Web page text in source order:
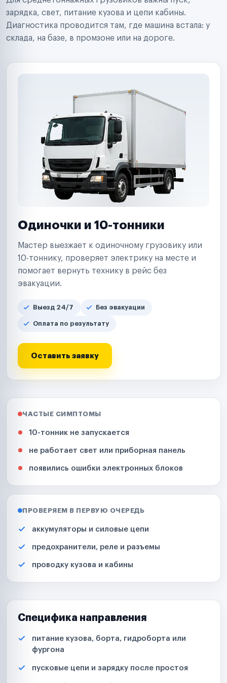
Аренда спецтехники
Ремонт спецтехники
Ритейл-сети
Управляющие компании
Страховые компании
зарядка, свет, питание кузова и цепи кабины.
Диагностика проводится там, где машина встала: у
склада, на базе, в промзоне или на дороге.
Одиночки и 10-тонники
Мастер выезжает к одиночному грузовику или
10-тоннику, проверяет электрику на месте и
помогает вернуть технику в рейс без
эвакуации.
Выезд 24/7 Без эвакуации
Оплата по результату
Оставить заявку
ЧАСТЫЕ СИМПТОМЫ
10-тонник не запускается
не работает свет или приборная панель
появились ошибки электронных блоков
ПРОВЕРЯЕМ В ПЕРВУЮ ОЧЕРЕДЬ
аккумуляторы и силовые цепи
предохранители, реле и разъемы
проводку кузова и кабины
Специфика направления
питание кузова, борта, гидроборта или
фургона
пусковые цепи и зарядку после простоя